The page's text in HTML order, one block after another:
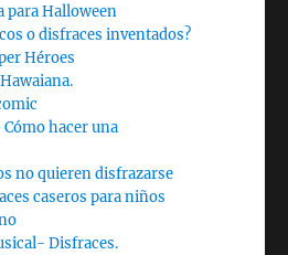
para Halloween
o disfraces inventados?
Héroes
hacer una
no quieren disfrazarse
caseros para niños
Disfraces.